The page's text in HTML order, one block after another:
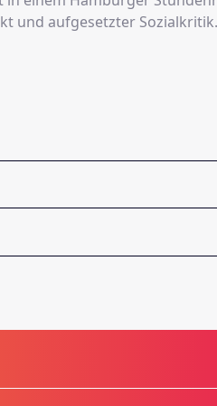
und aufgesetzter Sozialkritik.